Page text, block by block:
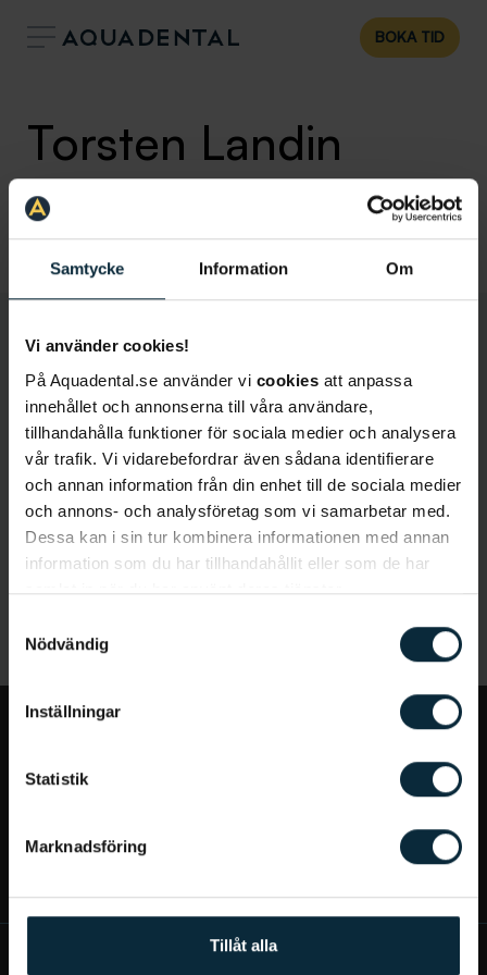
Samtycke Information Om
Vi använder cookies!
På Aquadental.se använder vi cookies att anpassa
innehållet och annonserna till våra användare,
tillhandahålla funktioner för sociala medier och analysera
vår trafik. Vi vidarebefordrar även sådana identifierare
och annan information från din enhet till de sociala medier
och annons- och analysföretag som vi samarbetar med.
Dessa kan i sin tur kombinera informationen med annan
information som du har tillhandahållit eller som de har
samlat in när du har använt deras tjänster.
Nödvändig
Inställningar
Statistik
Marknadsföring
Tillåt alla
BOKA TID
Torsten Landin
Allmäntandläkare
Klinik: